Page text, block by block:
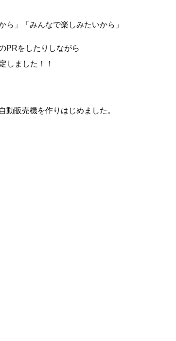
ら」「みんなで楽しみたいから」
PRをしたりしながら
しました！！
販売機を作りはじめました。